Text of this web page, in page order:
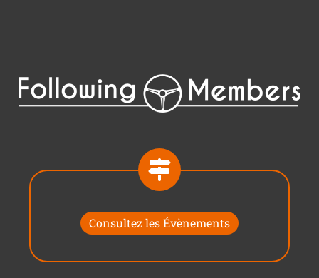
Consultez les Évènements